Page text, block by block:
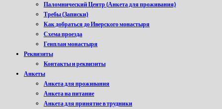
Паломнический Центр (Анкета для проживания)
Требы (Записки)
Как добраться до Иверского монастыря
Схема проезда
Генплан монастыря
Реквизиты
Контакты и реквизиты
Анкеты
Анкета для проживания
Анкета на питание
Анкета для принятие в трудники